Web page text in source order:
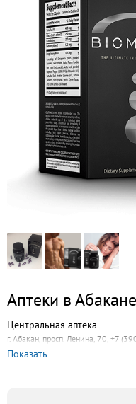
Аптеки в Абакане
Центральная аптека
г. Абакан, просп. Ленина, 70, +7
Аптека Нобеля
Показать